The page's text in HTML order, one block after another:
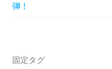
弾！
固定タグ